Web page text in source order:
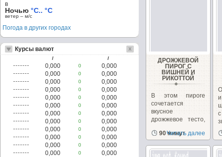
ДРОЖЖЕВОЙ
ПИРОГ С
ВИШНЕЙ И
РИКОТТОЙ
В этом пироге
сочетается
вкусное
дрожжевое тесто,
нежная рикотта,...
90 минут
Читать далее
в
Ночью °C.. °C
ветер – м/c
Погода в других городах
Курсы валют
/ /
0,000 0
0,000
0,000
0
0,000
0,000
0
0,000
0,000
0
0,000
0,000
0
0,000
0,000
0
0,000
0,000
0
0,000
0,000
0
0,000
0,000
0
0,000
0,000
0
0,000
0,000
0
0,000
0,000
0
0,000